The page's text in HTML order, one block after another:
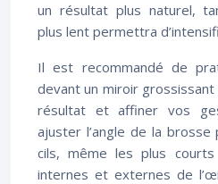
un résultat plus naturel,
plus lent permettra
Il est recommandé de
devant un miroir
résultat et affiner vos
ajuster l’angle de la
cils, même les plus
internes et externes de